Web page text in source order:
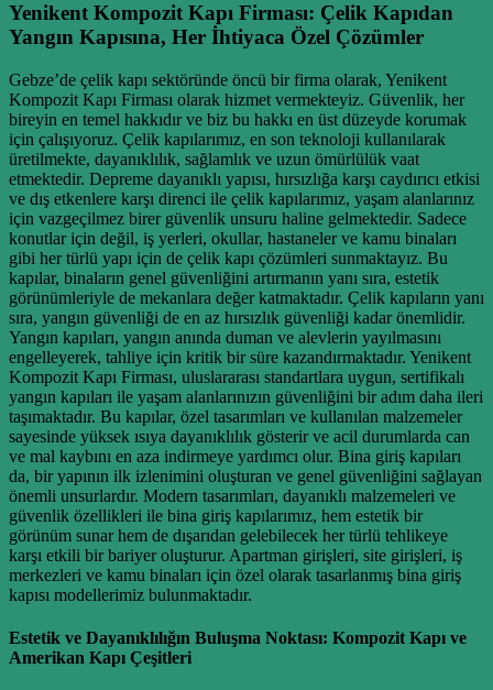
Yenikent Kompozit Kapı Firması: Çelik Kapıdan
Yangın Kapısına, Her İhtiyaca Özel Çözümler
Gebze’de çelik kapı sektöründe öncü bir firma olarak, Yenikent
Kompozit Kapı Firması olarak hizmet vermekteyiz. Güvenlik, her
bireyin en temel hakkıdır ve biz bu hakkı en üst düzeyde korumak
için çalışıyoruz. Çelik kapılarımız, en son teknoloji kullanılarak
üretilmekte, dayanıklılık, sağlamlık ve uzun ömürlülük vaat
etmektedir. Depreme dayanıklı yapısı, hırsızlığa karşı caydırıcı etkisi
ve dış etkenlere karşı direnci ile çelik kapılarımız, yaşam alanlarınız
için vazgeçilmez birer güvenlik unsuru haline gelmektedir. Sadece
konutlar için değil, iş yerleri, okullar, hastaneler ve kamu binaları
gibi her türlü yapı için de çelik kapı çözümleri sunmaktayız. Bu
kapılar, binaların genel güvenliğini artırmanın yanı sıra, estetik
görünümleriyle de mekanlara değer katmaktadır. Çelik kapıların yanı
sıra, yangın güvenliği de en az hırsızlık güvenliği kadar önemlidir.
Yangın kapıları, yangın anında duman ve alevlerin yayılmasını
engelleyerek, tahliye için kritik bir süre kazandırmaktadır. Yenikent
Kompozit Kapı Firması, uluslararası standartlara uygun, sertifikalı
yangın kapıları ile yaşam alanlarınızın güvenliğini bir adım daha ileri
taşımaktadır. Bu kapılar, özel tasarımları ve kullanılan malzemeler
sayesinde yüksek ısıya dayanıklılık gösterir ve acil durumlarda can
ve mal kaybını en aza indirmeye yardımcı olur. Bina giriş kapıları
da, bir yapının ilk izlenimini oluşturan ve genel güvenliğini sağlayan
önemli unsurlardır. Modern tasarımları, dayanıklı malzemeleri ve
güvenlik özellikleri ile bina giriş kapılarımız, hem estetik bir
görünüm sunar hem de dışarıdan gelebilecek her türlü tehlikeye
karşı etkili bir bariyer oluşturur. Apartman girişleri, site girişleri, iş
merkezleri ve kamu binaları için özel olarak tasarlanmış bina giriş
kapısı modellerimiz bulunmaktadır.
Estetik ve Dayanıklılığın Buluşma Noktası: Kompozit Kapı ve
Amerikan Kapı Çeşitleri